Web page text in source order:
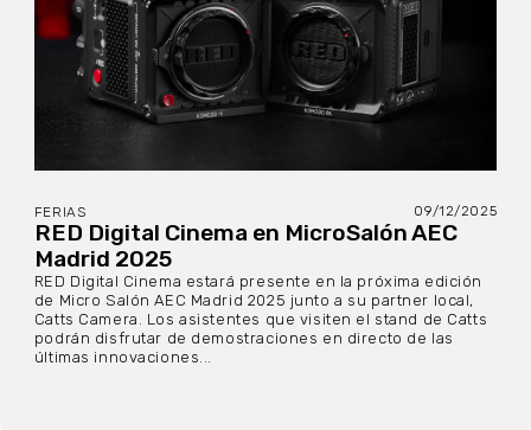
FERIAS 09/12/2025
RED Digital Cinema en MicroSalón AEC
Madrid 2025
RED Digital Cinema estará presente en la próxima edición
de Micro Salón AEC Madrid 2025 junto a su partner local,
Catts Camera. Los asistentes que visiten el stand de Catts
podrán disfrutar de demostraciones en directo de las
últimas innovaciones...